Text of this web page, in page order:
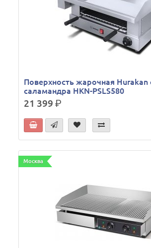
Поверхность жарочная Hurakan
саламандра HKN-PSLS580
21 399р.
Москва